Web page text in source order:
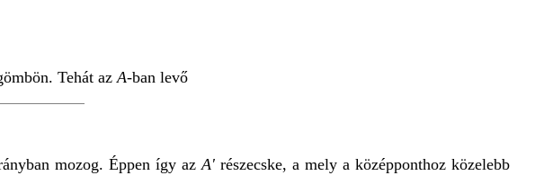
Tehát az A-ban levő
mozog. Éppen így az A'részecske, a mely a középponthoz közelebb